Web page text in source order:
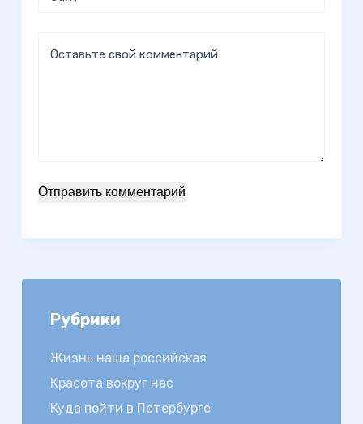
Оставьте свой комментарий
Отправить комментарий
Рубрики
Жизнь наша российская
Красота вокруг нас
Куда пойти в Петербурге